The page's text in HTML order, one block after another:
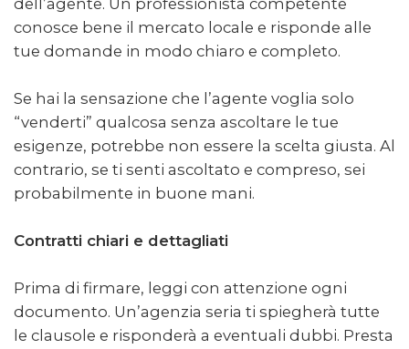
dell’agente. Un professionista competente
conosce bene il mercato locale e risponde alle
tue domande in modo chiaro e completo.
Se hai la sensazione che l’agente voglia solo
“venderti” qualcosa senza ascoltare le tue
esigenze, potrebbe non essere la scelta giusta. Al
contrario, se ti senti ascoltato e compreso, sei
probabilmente in buone mani.
Contratti chiari e dettagliati
Prima di firmare, leggi con attenzione ogni
documento. Un’agenzia seria ti spiegherà tutte
le clausole e risponderà a eventuali dubbi. Presta